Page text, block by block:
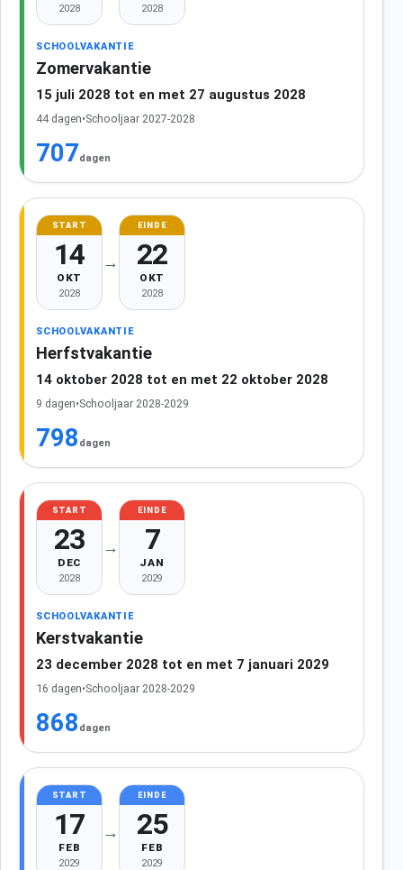
2028 2028
SCHOOLVAKANTIE
Zomervakantie
15 juli 2028 tot en met 27 augustus 2028
44 dagen•Schooljaar 2027-2028
707dagen
START
14
OKT
2028
→
EINDE
22
OKT
2028
SCHOOLVAKANTIE
Herfstvakantie
14 oktober 2028 tot en met 22 oktober 2028
9 dagen•Schooljaar 2028-2029
798 dagen
START
23
DEC
2028
→
EINDE
7
JAN
2029
SCHOOLVAKANTIE
Kerstvakantie
23 december 2028 tot en met 7 januari 2029
16 dagen•Schooljaar 2028-2029
868 dagen
START
17
FEB
2029
→
EINDE
25
FEB
2029